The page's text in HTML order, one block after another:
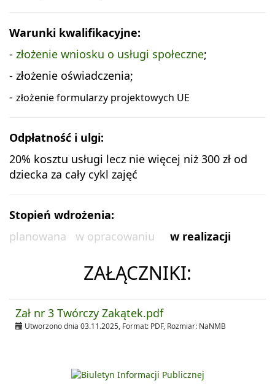
Warunki kwalifikacyjne:
- złożenie wniosku o usługi społeczne;
- złożenie oświadczenia;
- złożenie formularzy projektowych UE
Odpłatność i ulgi:
20% kosztu usługi lecz nie więcej niż 300 zł od
dziecka za cały cykl zajęć
Stopień wdrożenia:
planowana w opracowaniu w realizacji
ZAŁĄCZNIKI:
Zał nr 3 Twórczy Zakątek.pdf
Utworzono dnia 03.11.2025, Format: PDF, Rozmiar: NaNMB